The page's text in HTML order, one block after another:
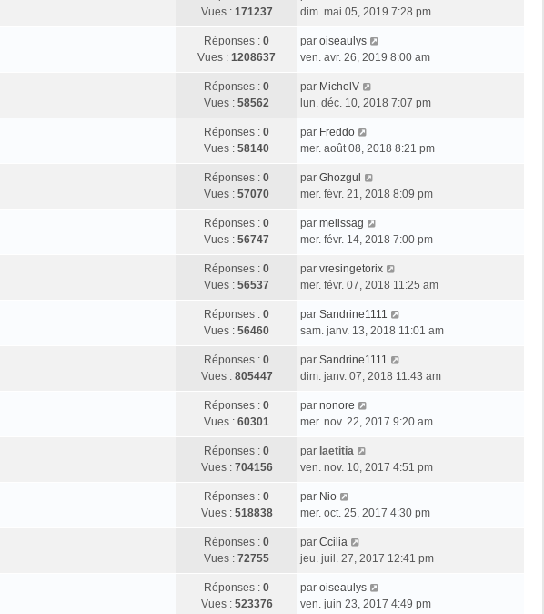
Vues : 171237
dim. mai 05, 2019 7:28 pm
Réponses : 0
Vues : 1208637
par oiseaulys
ven. avr. 26, 2019 8:00 am
Réponses : 0
Vues : 58562
par MichelV
lun. déc. 10, 2018 7:07 pm
Réponses : 0
Vues : 58140
par Freddo
mer. août 08, 2018 8:21 pm
Réponses : 0
Vues : 57070
par Ghozgul
mer. févr. 21, 2018 8:09 pm
Réponses : 0
Vues : 56747
par melissag
mer. févr. 14, 2018 7:00 pm
Réponses : 0
Vues : 56537
par vresingetorix
mer. févr. 07, 2018 11:25 am
Réponses : 0
Vues : 56460
par Sandrine1111
sam. janv. 13, 2018 11:01 am
Réponses : 0
Vues : 805447
par Sandrine1111
dim. janv. 07, 2018 11:43 am
Réponses : 0
Vues : 60301
par nonore
mer. nov. 22, 2017 9:20 am
Réponses : 0
Vues : 704156
par laetitia
ven. nov. 10, 2017 4:51 pm
Réponses : 0
Vues : 518838
par Nio
mer. oct. 25, 2017 4:30 pm
Réponses : 0
Vues : 72755
par Ccilia
jeu. juil. 27, 2017 12:41 pm
Réponses : 0
Vues : 523376
par oiseaulys
ven. juin 23, 2017 4:49 pm